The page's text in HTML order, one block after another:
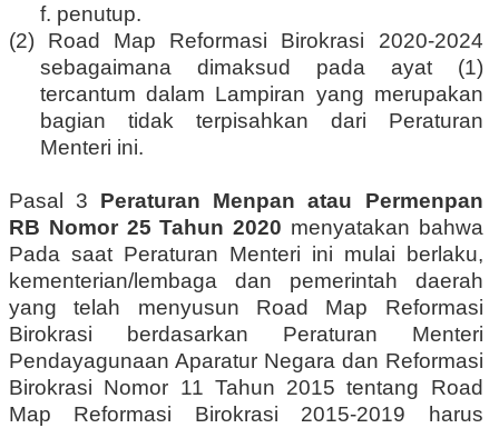
f. penutup.
(2) Road Map Reformasi Birokrasi 2020-2024
sebagaimana dimaksud pada ayat (1)
tercantum dalam Lampiran yang merupakan
bagian tidak terpisahkan dari Peraturan
Menteri ini.
Pasal 3 Peraturan Menpan atau
Permenpan
RB Nomor 25 Tahun 2020 menyatakan bahwa
Pada saat Peraturan Menteri ini mulai berlaku,
kementerian/lembaga dan pemerintah daerah
yang telah menyusun Road Map Reformasi
Birokrasi berdasarkan Peraturan Menteri
Pendayagunaan Aparatur Negara dan Reformasi
Birokrasi Nomor 11 Tahun 2015 tentang Road
Map Reformasi Birokrasi 2015-2019 harus